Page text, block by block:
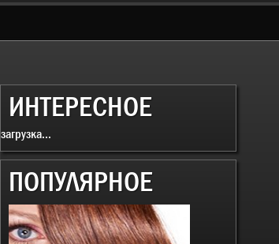
ИНТЕРЕСНОЕ
загрузка...
ПОПУЛЯРНОЕ